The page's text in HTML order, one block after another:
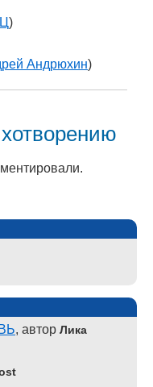
)
Андрюхин)
, автор Лика